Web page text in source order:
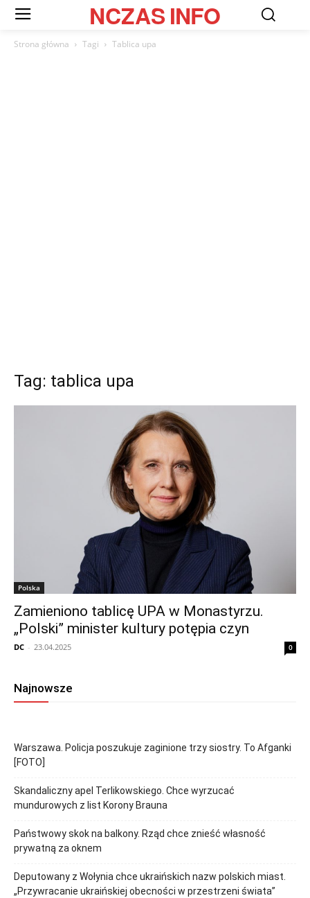
NCZASINFO
Strona główna Tagi Tablica upa
Tag: tablica upa
Polska
Zamieniono tablicę UPA w Monastyrzu.
„Polski” minister kultury potępia czyn
DC - 23.04.2025 0
Najnowsze
Warszawa. Policja poszukuje zaginione trzy siostry. To Afganki
[FOTO]
Skandaliczny apel Terlikowskiego. Chce wyrzucać
mundurowych z list Korony Brauna
Państwowy skok na balkony. Rząd chce znieść własność
prywatną za oknem
Deputowany z Wołynia chce ukraińskich nazw polskich miast.
„Przywracanie ukraińskiej obecności w przestrzeni świata”